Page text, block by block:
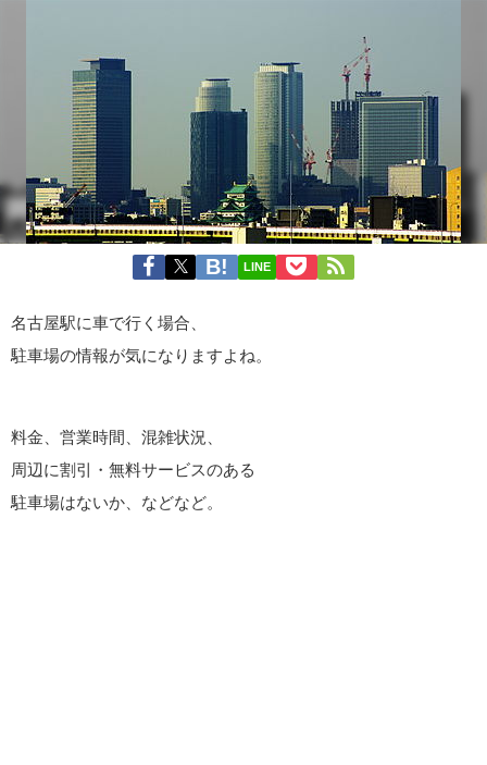
LINE
名古屋駅に車で行く場合、
駐車場の情報が気になりますよね。
料金、営業時間、混雑状況、
周辺に割引・無料サービスのある
駐車場はないか、などなど。